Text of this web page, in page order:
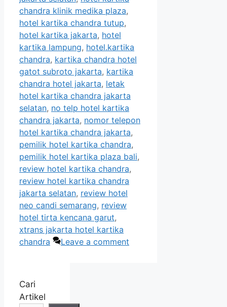
chandra klinik medika plaza,
hotel kartika chandra tutup,
hotel kartika jakarta, hotel
kartika lampung, hotel.kartika
chandra, kartika chandra hotel
gatot subroto jakarta, kartika
chandra hotel jakarta, letak
hotel kartika chandra jakarta
selatan, no telp hotel kartika
chandra jakarta, nomor telepon
hotel kartika chandra jakarta,
pemilik hotel kartika chandra,
pemilik hotel kartika plaza bali,
review hotel kartika chandra,
review hotel kartika chandra
jakarta selatan, review hotel
neo candi semarang, review
hotel tirta kencana garut,
xtrans jakarta hotel kartika
chandra
Leave a comment
Cari
Artikel